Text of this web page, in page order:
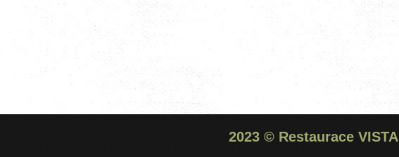
2023 © Restaurace VISTA